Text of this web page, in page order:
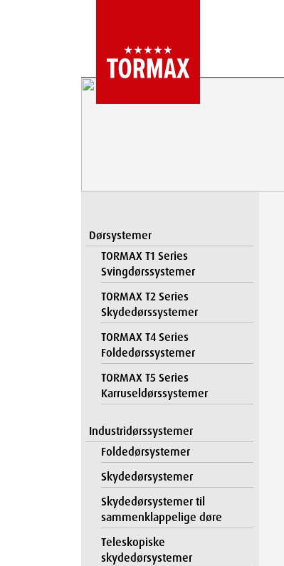
Dørsystemer
TORMAX T1 Series
Svingdørssystemer
TORMAX T2 Series
Skydedørssystemer
TORMAX T4 Series
Foldedørssystemer
TORMAX T5 Series
Karruseldørssystemer
Industridørssystemer
Foldedørsystemer
Skydedørsystemer
Skydedørsystemer til
sammenklappelige døre
Teleskopiske
skydedørsystemer